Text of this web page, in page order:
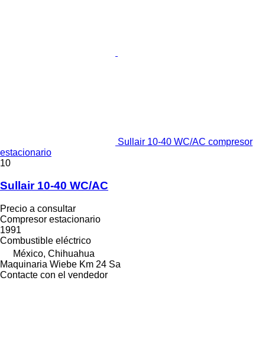
Sullair 10-40 WC/AC compresor
estacionario
10
Sullair 10-40 WC/AC
Precio a consultar
Compresor estacionario
1991
Combustible eléctrico
México, Chihuahua
Maquinaria Wiebe Km 24 Sa
Contacte con el vendedor